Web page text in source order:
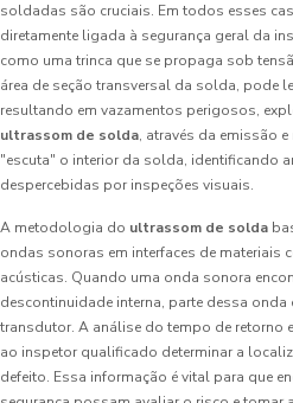
soldadas são cruciais. Em todos esses
diretamente ligada à segurança geral da
como uma trinca que se propaga sob
área de seção transversal da solda, pode
resultando em vazamentos perigosos,
ultrassom de solda, através da emissão
"escuta" o interior da solda, identificando
despercebidas por inspeções visuais.
A metodologia do ultrassom de solda
ondas sonoras em interfaces de materiais
acústicas. Quando uma onda sonora
descontinuidade interna, parte dessa onda
transdutor. A análise do tempo de retorno
ao inspetor qualificado determinar a
defeito. Essa informação é vital para que